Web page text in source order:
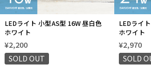
LEDライト 小型AS型 16W 昼白色
ホワイト
¥2,200
SOLD OUT
LEDライ
ホワイト
¥2,970
SOLD